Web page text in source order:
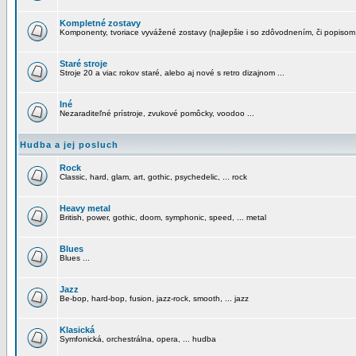
Kompletné zostavy
Komponenty, tvoriace vyvážené zostavy (najlepšie i so zdôvodnením, či
Staré stroje
Stroje 20 a viac rokov staré, alebo aj nové s retro dizajnom ...
Iné
Nezaraditeľné prístroje, zvukové pomôcky, voodoo ...
Hudba a jej posluch
Rock
Classic, hard, glam, art, gothic, psychedelic, ... rock
Heavy metal
British, power, gothic, doom, symphonic, speed, ... metal
Blues
Blues ...
Jazz
Be-bop, hard-bop, fusion, jazz-rock, smooth, ... jazz
Klasická
Symfonická, orchestrálna, opera, ... hudba